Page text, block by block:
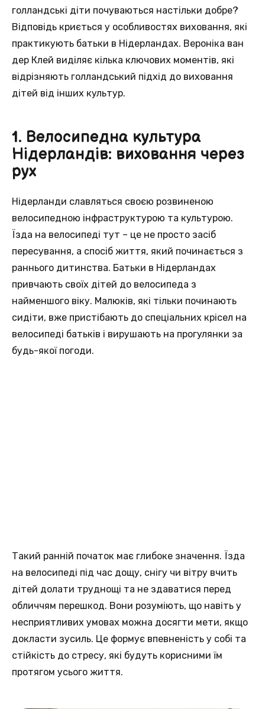
голландські діти почуваються настільки добре?
Відповідь криється у особливостях виховання, які
практикують батьки в Нідерландах. Вероніка ван
дер Клей виділяє кілька ключових моментів, які
відрізняють голландський підхід до виховання
дітей від інших культур.
1. Велосипедна культура
Нідерландів: виховання через
рух
Нідерланди славляться своєю розвиненою
велосипедною інфраструктурою та культурою.
Їзда на велосипеді тут – це не просто засіб
пересування, а спосіб життя, який починається з
раннього дитинства. Батьки в Нідерландах
привчають своїх дітей до велосипеда з
найменшого віку. Малюків, які тільки починають
сидіти, вже пристібають до спеціальних крісел на
велосипеді батьків і вирушають на прогулянки за
будь-якої погоди.
Такий ранній початок має глибоке значення. Їзда
на велосипеді під час дощу, снігу чи вітру вчить
дітей долати труднощі та не здаватися перед
обличчям перешкод. Вони розуміють, що навіть у
несприятливих умовах можна досягти мети, якщо
докласти зусиль. Це формує впевненість у собі та
стійкість до стресу, які будуть корисними їм
протягом усього життя.